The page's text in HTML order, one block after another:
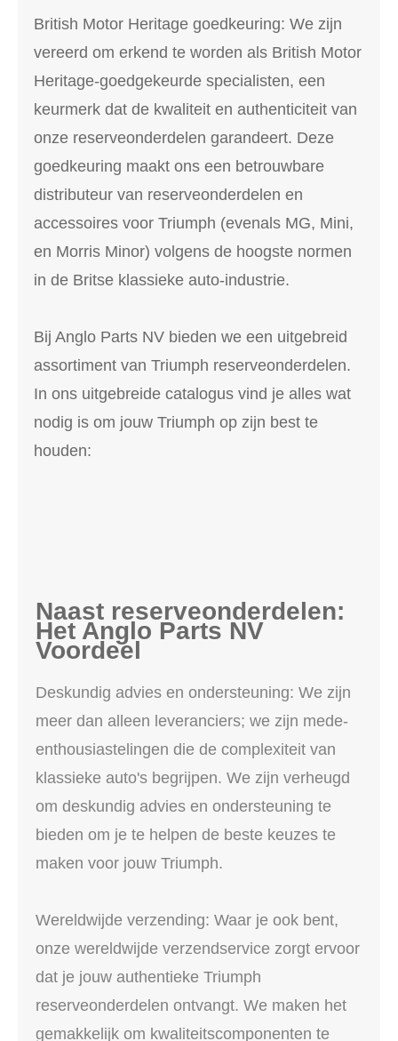
British Motor Heritage goedkeuring: We zijn
vereerd om erkend te worden als British Motor
Heritage-goedgekeurde specialisten, een
keurmerk dat de kwaliteit en authenticiteit van
onze reserveonderdelen garandeert. Deze
goedkeuring maakt ons een betrouwbare
distributeur van reserveonderdelen en
accessoires voor Triumph (evenals MG, Mini,
en Morris Minor) volgens de hoogste normen
in de Britse klassieke auto-industrie.
Bij Anglo Parts NV bieden we een uitgebreid
assortiment van Triumph reserveonderdelen.
In ons uitgebreide catalogus vind je alles wat
nodig is om jouw Triumph op zijn best te
houden:
Naast reserveonderdelen:
Het Anglo Parts NV
Voordeel
Deskundig advies en ondersteuning: We zijn
meer dan alleen leveranciers; we zijn mede-
enthousiastelingen die de complexiteit van
klassieke auto's begrijpen. We zijn verheugd
om deskundig advies en ondersteuning te
bieden om je te helpen de beste keuzes te
maken voor jouw Triumph.
Wereldwijde verzending: Waar je ook bent,
onze wereldwijde verzendservice zorgt ervoor
dat je jouw authentieke Triumph
reserveonderdelen ontvangt. We maken het
gemakkelijk om kwaliteitscomponenten te